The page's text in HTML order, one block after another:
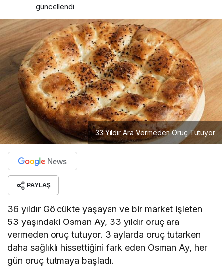
güncellendi
33 Yıldır Ara Vermeden Oruç Tutuyor
PAYLAŞ
36 yıldır Gölcükte yaşayan ve bir market işleten
53 yaşındaki Osman Ay, 33 yıldır oruç ara
vermeden oruç tutuyor. 3 aylarda oruç tutarken
daha sağlıklı hissettiğini fark eden Osman Ay, her
gün oruç tutmaya başladı.